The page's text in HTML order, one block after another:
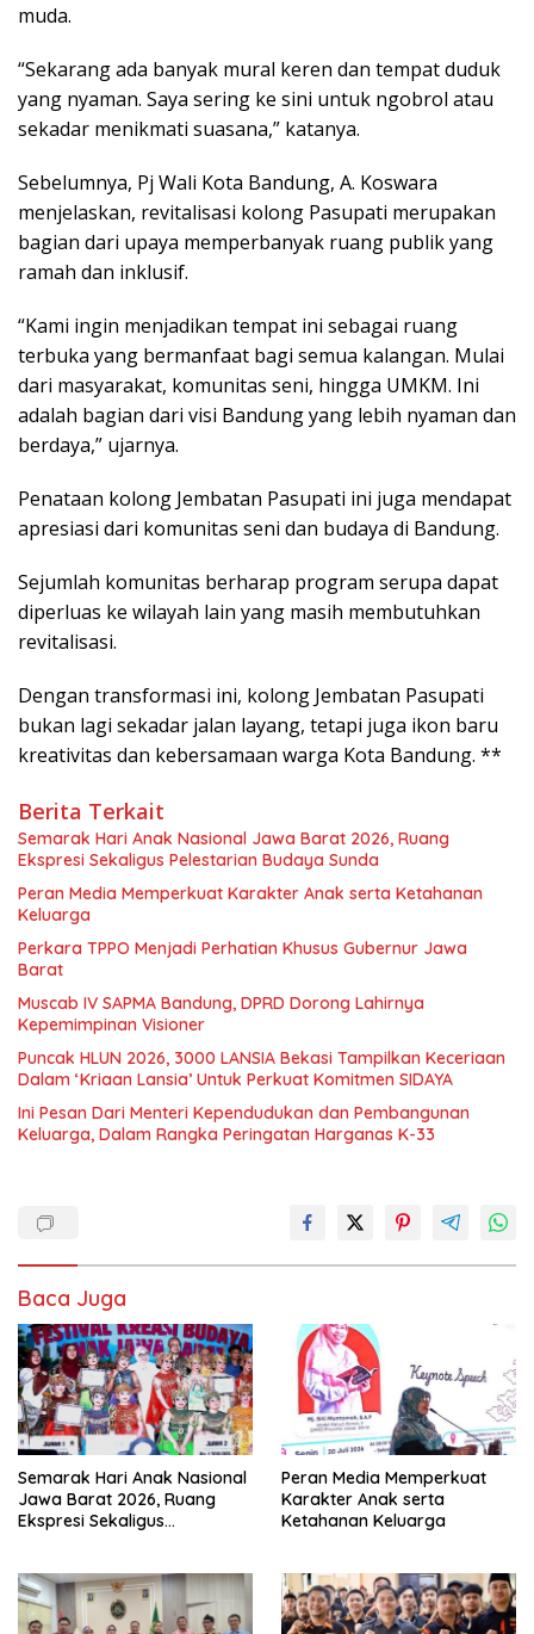
muda.
“Sekarang ada banyak mural keren dan tempat duduk
yang nyaman. Saya sering ke sini untuk ngobrol atau
sekadar menikmati suasana,” katanya.
Sebelumnya, Pj Wali Kota Bandung, A. Koswara
menjelaskan, revitalisasi kolong Pasupati merupakan
bagian dari upaya memperbanyak ruang publik yang
ramah dan inklusif.
“Kami ingin menjadikan tempat ini sebagai ruang
terbuka yang bermanfaat bagi semua kalangan. Mulai
dari masyarakat, komunitas seni, hingga UMKM. Ini
adalah bagian dari visi Bandung yang lebih nyaman dan
berdaya,” ujarnya.
Penataan kolong Jembatan Pasupati ini juga mendapat
apresiasi dari komunitas seni dan budaya di Bandung.
Sejumlah komunitas berharap program serupa dapat
diperluas ke wilayah lain yang masih membutuhkan
revitalisasi.
Dengan transformasi ini, kolong Jembatan Pasupati
bukan lagi sekadar jalan layang, tetapi juga ikon baru
kreativitas dan kebersamaan warga Kota Bandung. **
Berita Terkait
Semarak Hari Anak Nasional Jawa Barat 2026, Ruang
Ekspresi Sekaligus Pelestarian Budaya Sunda
Peran Media Memperkuat Karakter Anak serta Ketahanan
Keluarga
Perkara TPPO Menjadi Perhatian Khusus Gubernur Jawa
Barat
Muscab IV SAPMA Bandung, DPRD Dorong Lahirnya
Kepemimpinan Visioner
Puncak HLUN 2026, 3000 LANSIA Bekasi Tampilkan Keceriaan
Dalam ‘Kriaan Lansia’ Untuk Perkuat Komitmen SIDAYA
Ini Pesan Dari Menteri Kependudukan dan Pembangunan
Keluarga, Dalam Rangka Peringatan Harganas K-33
Baca Juga
Semarak Hari Anak Nasional
Jawa Barat 2026, Ruang
Ekspresi Sekaligus
Peran Media Memperkuat
Karakter Anak serta
Ketahanan Keluarga